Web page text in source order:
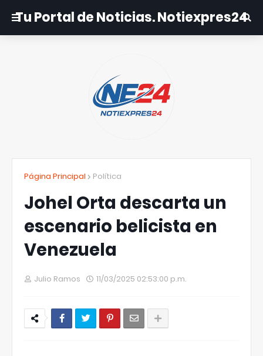
Tu Portal de Noticias. Notiexpres24
Página Principal Política
Johel Orta descarta un
escenario belicista en
Venezuela
Julio Ramos 11/03/2025 02:53:00 p.m.